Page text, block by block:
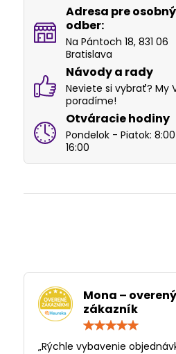
Adresa pre osobný
odber:
Na Pántoch 18, 831 06
Bratislava
Návody a rady
Neviete si vybrať? My
poradíme!
Otváracie hodiny
Pondelok - Piatok:
16:00
Mona – overený
zákazník
„Rýchle vybavenie